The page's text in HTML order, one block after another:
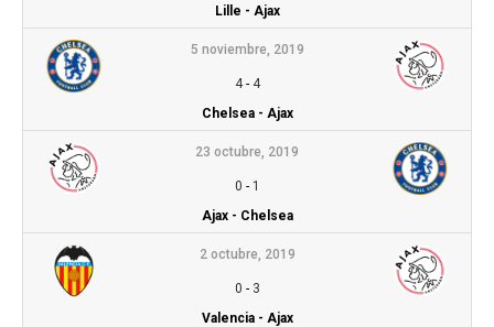
Lille - Ajax
5 noviembre, 2019
4- 4
Chelsea - Ajax
23 octubre, 2019
0 - 1
Ajax - Chelsea
2 octubre, 2019
0 - 3
Valencia - Ajax